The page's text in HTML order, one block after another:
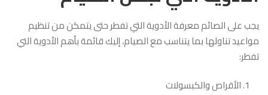
يجب على الصائم معرفة الأدوية التي تفطر حتى يتمكن من تنظيم
مواعيد تناولها بما يتناسب مع الصيام، إليك قائمة بأهم الأدوية التي
تفطر:
الأقراص والكبسولات